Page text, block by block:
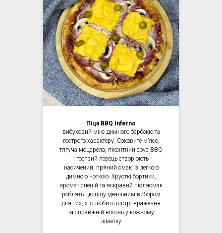
Піца BBQ Inferno
вибуховий мікс димного барбекю та
гострого характеру. Соковите мʼясо,
тягуча моцарела, пікантний соус BBQ
і гострий перець створюють
насичений, пряний смак із легкою
димною ноткою. Хрусткі бортики,
аромат спецій та яскравий післясмак
роблять цю піцу ідеальним вибором
для тих, хто любить гострі враження
та справжній вогонь у кожному
шматку